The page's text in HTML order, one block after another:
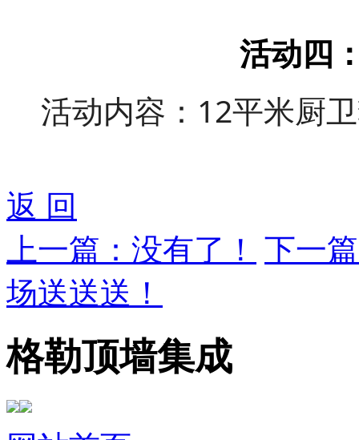
活动四
活动内容：12平米厨
返 回
上一篇： 没有了！
下一
场送送送！
格勒顶墙集成